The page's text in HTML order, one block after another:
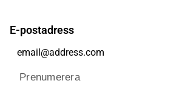
E-postadress
Prenumerera